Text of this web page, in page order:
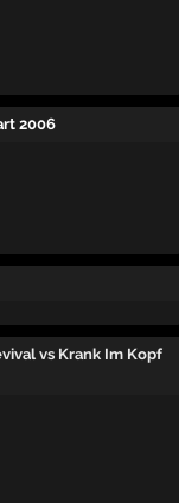
2006
vs Krank Im Kopf